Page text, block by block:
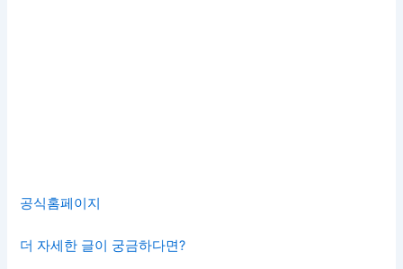
공식홈페이지
더 자세한 글이 궁금하다면?